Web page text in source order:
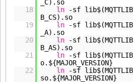
_C).so
18
ln
-sf
B_CS).so
19
ln
-sf
_A).so
20
ln
-sf
B_AS).so
21
ln
-sf
o.${MAJOR_VERSION}
22
ln
-sf
so.${MAJOR_VERSION}